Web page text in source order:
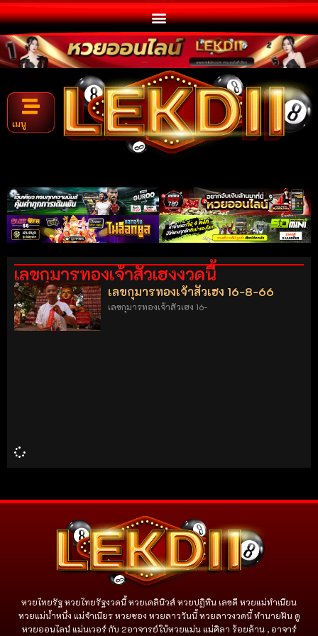
เมนู
เลขกุมารทองเจ้าสัวเฮงงวดนี้
เลขกุมารทองเจ้าสัวเฮง 16-8-66
เลขกุมารทองเจ้าสัวเฮง 16-
หวยไทยรัฐ หวยไทยรัฐงวดนี้ หวยเดลินิวส์ หวยปฏิทิน เลขดี หวยแม่ทำเนียน
หวยแม่น้ำหนึ่ง แม่จําเนียร หวยซอง หวยลาววันนี้ หวยลาวงวดนี้ ทำนายฝัน ดู
หวยออนไลน์ แม่นเวอร์ กับ 2อาจารย์ใบ้หวยแม่น แม่ศิลา ร้อยล้าน , อาจาร์